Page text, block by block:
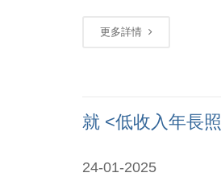
更多詳情
就 <低收入年長
24-01-2025